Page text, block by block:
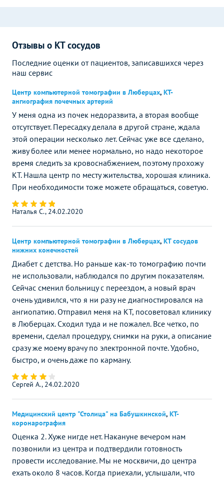
Отзывы о КТ сосудов
Последние оценки от пациентов, записавшихся через
наш сервис
Центр компьютерной томографии в Люберцах, КТ-
ангиография почечных артерий
У меня одна из почек недоразвита, а вторая вообще
отсутствует. Пересадку делала в другой стране, ждала
этой операции несколько лет. Сейчас уже все сделано,
живу более или менее нормально, но надо некоторое
время следить за кровоснабжением, поэтому прохожу
КТ. Нашла центр по месту жительства, хорошая клиника.
При необходимости тоже можете обращаться, советую.
Наталья С., 24.02.2020
Центр компьютерной томографии в Люберцах, КТ сосудов
нижних конечностей
Диабет с детства. Но раньше как-то томографию почти
не использовали, наблюдался по другим показателям.
Сейчас сменил больницу с переездом, а новый врач
очень удивился, что я ни разу не диагностировался на
ангиопатию. Отправил меня на КТ, посоветовал клинику
в Люберцах. Сходил туда и не пожалел. Все четко, по
времени, сделал процедуру, снимки на руки, а описание
сразу же моему врачу по электронной почте. Удобно,
быстро, и очень даже по карману.
Сергей А., 24.02.2020
Медицинский центр "Столица" на Бабушкинской, КТ-
коронарография
Оценка 2. Хуже нигде нет. Накануне вечером нам
позвонили из центра и подтвердили готовность
провести исследование. Мы не москвичи, до центра
ехать около 8 часов. Когда приехали, услышали, что